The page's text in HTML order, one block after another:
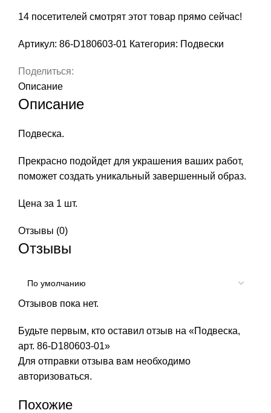
14 посетителей смотрят этот товар прямо сейчас!
Артикул: 86-D180603-01 Категория: Подвески
Поделиться:
Описание
Описание
Подвеска.
Прекрасно подойдет для украшения ваших работ,
поможет создать уникальный завершенный образ.
Цена за 1 шт.
Отзывы (0)
Отзывы
Отзывов пока нет.
Будьте первым, кто оставил отзыв на «Подвеска,
арт. 86-D180603-01»
Для отправки отзыва вам необходимо
авторизоваться.
Похожие